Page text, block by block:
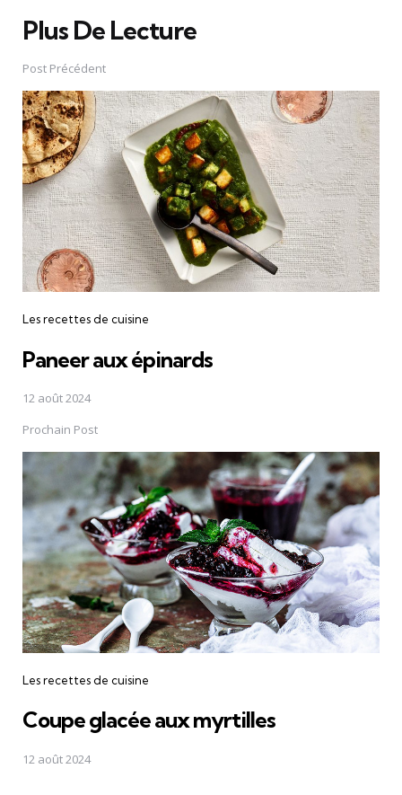
Plus De Lecture
Post
navigation
Post Précédent
Les recettes de cuisine
Paneer aux épinards
12 août 2024
Prochain Post
Les recettes de cuisine
Coupe glacée aux myrtilles
12 août 2024